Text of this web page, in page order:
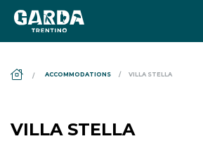
ACCOMMODATIONS VILLA STELLA
VILLA STELLA